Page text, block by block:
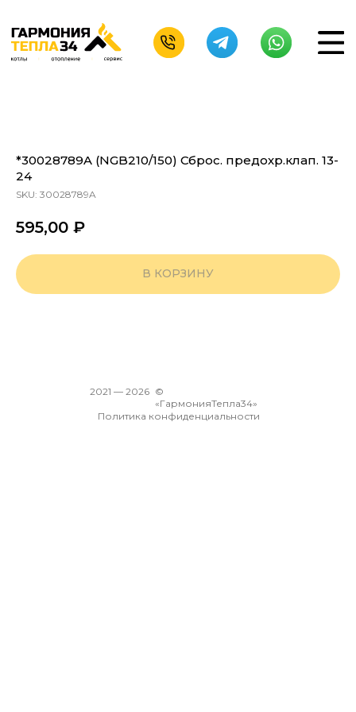
*30028789A (NGB210/150) Сброс. предохр.клап. 13-
24
SKU: 30028789A
595,00 ₽
В КОРЗИНУ
Политика конфиденциальности
©
«ГармонияТепла34»
2026
2021 —